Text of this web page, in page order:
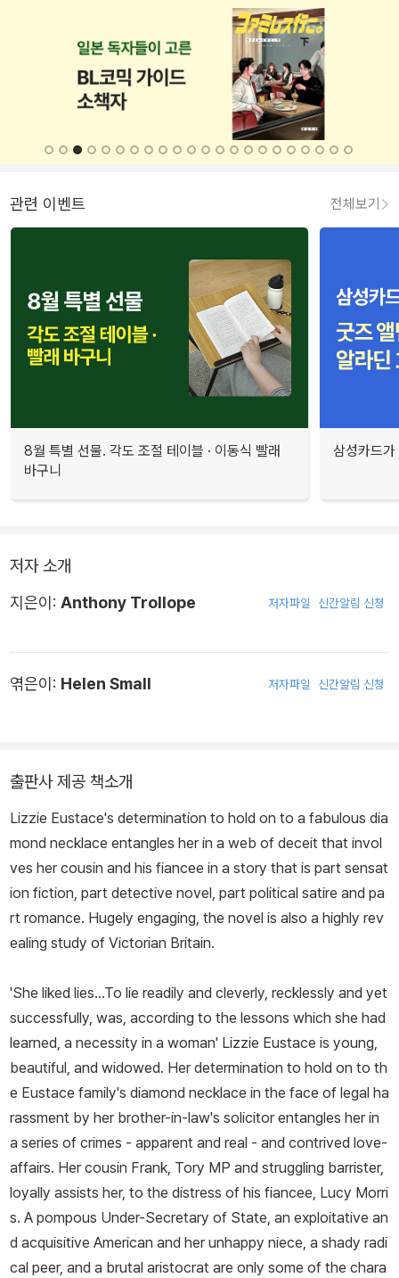
관련 이벤트 전체보기
8월 특별 선물. 각도 조절 테이블 · 이동식 빨래
바구니
삼성카드
저자 소개
지은이: Anthony Trollope 저자파일 신간알림 신청
엮은이: Helen Small 저자파일 신간알림 신청
출판사 제공 책소개
Lizzie Eustace's determination to hold on to a fabulous dia
mond necklace entangles her in a web of deceit that invol
ves her cousin and his fiancee in a story that is part sensat
ion fiction, part detective novel, part political satire and pa
rt romance. Hugely engaging, the novel is also a highly rev
ealing study of Victorian Britain.
'She liked lies...To lie readily and cleverly, recklessly and yet
successfully, was, according to the lessons which she had
learned, a necessity in a woman' Lizzie Eustace is young,
beautiful, and widowed. Her determination to hold on to th
e Eustace family's diamond necklace in the face of legal ha
rassment by her brother-in-law's solicitor entangles her in
a series of crimes - apparent and real - and contrived love-
affairs. Her cousin Frank, Tory MP and struggling barrister,
loyally assists her, to the distress of his fiancee, Lucy Morri
s. A pompous Under-Secretary of State, an exploitative an
d acquisitive American and her unhappy niece, a shady radi
cal peer, and a brutal aristocrat are only some of the chara